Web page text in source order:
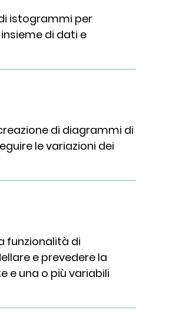
istogrammi per
di dati e
di diagrammi di
le variazioni dei
funzionalità di
e prevedere la
e una o più variabili